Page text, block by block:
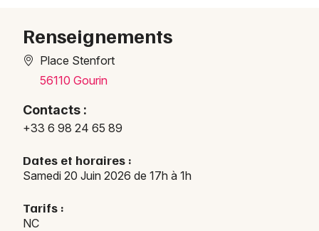
Newsletter des sorties
Artistes en tournée
Magazine dans le Morbihan
Renseignements
Place Stenfort
56110 Gourin
Contacts :
+33 6 98 24 65 89
Dates et horaires :
Samedi 20 Juin 2026 de 17h à 1h
Tarifs :
NC